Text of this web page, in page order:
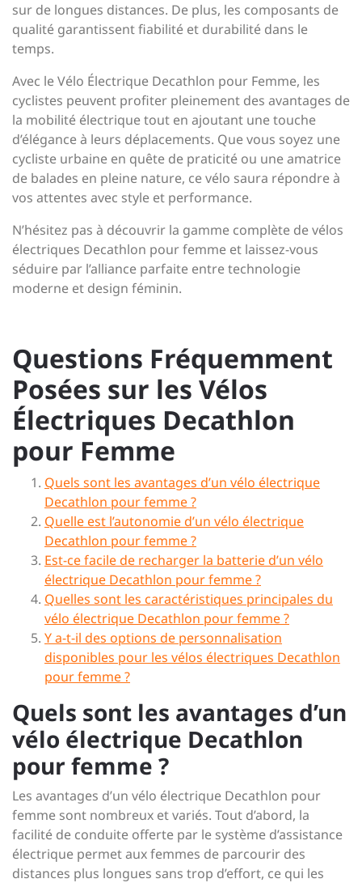
sur de longues distances. De plus, les composants de
qualité garantissent fiabilité et durabilité dans le
temps.
Avec le Vélo Électrique Decathlon pour Femme, les
cyclistes peuvent profiter pleinement des avantages de
la mobilité électrique tout en ajoutant une touche
d’élégance à leurs déplacements. Que vous soyez une
cycliste urbaine en quête de praticité ou une amatrice
de balades en pleine nature, ce vélo saura répondre à
vos attentes avec style et performance.
N’hésitez pas à découvrir la gamme complète de vélos
électriques Decathlon pour femme et laissez-vous
séduire par l’alliance parfaite entre technologie
moderne et design féminin.
Questions Fréquemment
Posées sur les Vélos
Électriques Decathlon
pour Femme
Quels sont les avantages d’un vélo électrique
Decathlon pour femme ?
Quelle est l’autonomie d’un vélo électrique
Decathlon pour femme ?
Est-ce facile de recharger la batterie d’un vélo
électrique Decathlon pour femme ?
Quelles sont les caractéristiques principales du
vélo électrique Decathlon pour femme ?
Y a-t-il des options de personnalisation
disponibles pour les vélos électriques Decathlon
pour femme ?
Quels sont les avantages d’un
vélo électrique Decathlon
pour femme ?
Les avantages d’un vélo électrique Decathlon pour
femme sont nombreux et variés. Tout d’abord, la
facilité de conduite offerte par le système d’assistance
électrique permet aux femmes de parcourir des
distances plus longues sans trop d’effort, ce qui les